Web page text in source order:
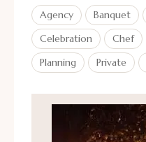
Agency Banquet
Celebration
Chef
Planning
Private